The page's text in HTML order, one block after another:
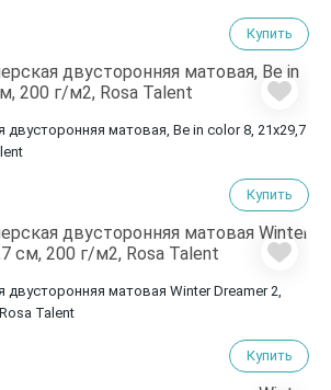
Купить
двусторонняя матовая, Be in color 8, 21х29,7
Купить
двусторонняя матовая Winter Dreamer 2,
Talent
Купить